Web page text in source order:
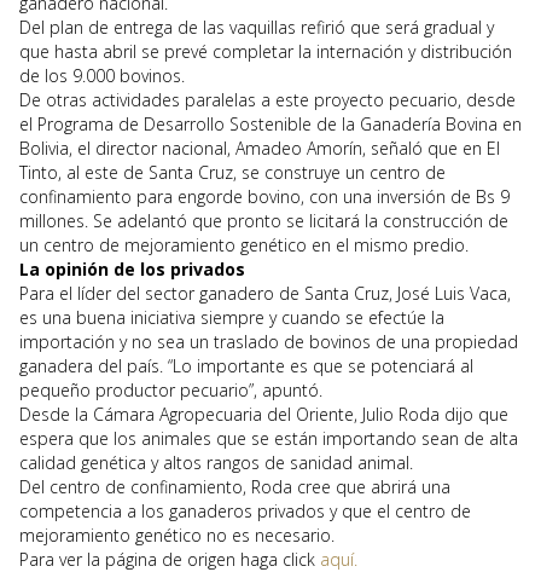
Del plan de entrega de las vaquillas refirió que será gradual y
que hasta abril se prevé completar la internación y distribución
de los 9.000 bovinos.
De otras actividades paralelas a este proyecto pecuario, desde
el Programa de Desarrollo Sostenible de la Ganadería Bovina en
Bolivia, el director nacional, Amadeo Amorín, señaló que en El
Tinto, al este de Santa Cruz, se construye un centro de
confinamiento para engorde bovino, con una inversión de Bs 9
millones. Se adelantó que pronto se licitará la construcción de
un centro de mejoramiento genético en el mismo predio.
La opinión de los privados
Para el líder del sector ganadero de Santa Cruz, José Luis Vaca,
es una buena iniciativa siempre y cuando se efectúe la
importación y no sea un traslado de bovinos de una propiedad
ganadera del país. “Lo importante es que se potenciará al
pequeño productor pecuario”, apuntó.
Desde la Cámara Agropecuaria del Oriente, Julio Roda dijo que
espera que los animales que se están importando sean de alta
calidad genética y altos rangos de sanidad animal.
Del centro de confinamiento, Roda cree que abrirá una
competencia a los ganaderos privados y que el centro de
mejoramiento genético no es necesario.
Para ver la página de origen haga click aquí.